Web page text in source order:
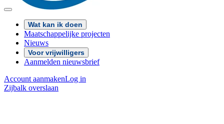
Wat kan ik doen
Maatschappelijke projecten
Nieuws
Voor vrijwilligers
Aanmelden nieuwsbrief
Account aanmakenLog in
Zijbalk overslaan